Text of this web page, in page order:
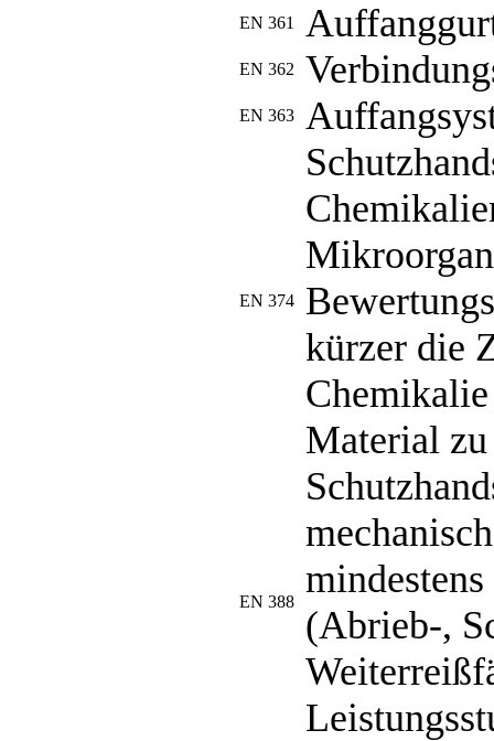
EN 361
EN 362
EN 363
EN 374
kürzer die
Material
EN 388
(Abrieb-,